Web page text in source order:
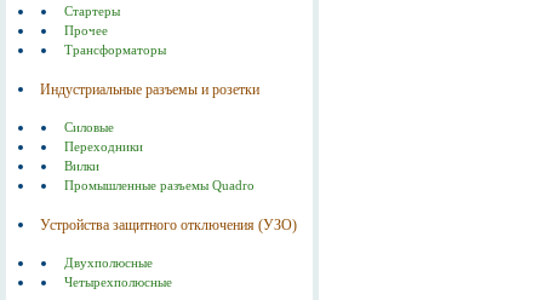
Стартеры
Прочее
Трансформаторы
Индустриальные разъемы и розетки
Силовые
Переходники
Вилки
Промышленные разъемы Quadro
Устройства защитного отключения (УЗО)
Двухполюсные
Четырехполюсные